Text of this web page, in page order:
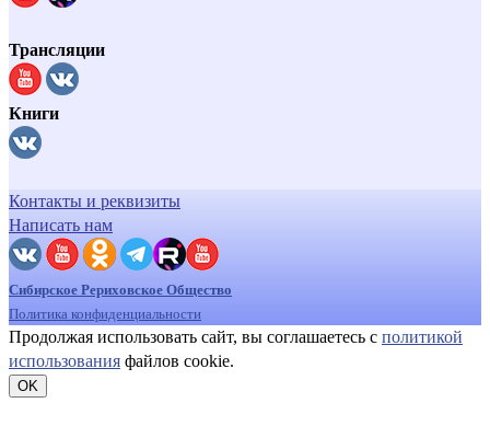
Трансляции
Книги
Контакты и реквизиты
Написать нам
Сибирское Рериховское Общество
Политика конфиденциальности
Продолжая использовать сайт, вы соглашаетесь с политикой
использования файлов cookie.
OK